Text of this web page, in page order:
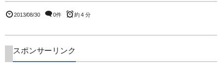
2013/08/30 0件 約 4 分
スポンサーリンク